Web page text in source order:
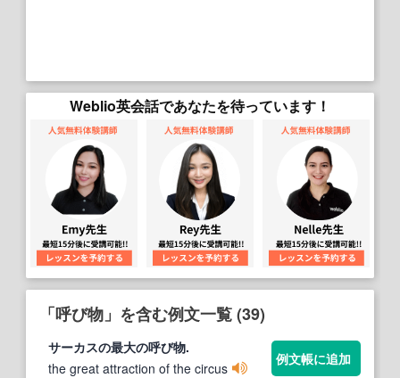
Weblio英会話であなたを待っています！
「呼び物」を含む例文一覧 (39)
サーカスの最大の呼び物.
the great attraction of the circus
例文帳に追加